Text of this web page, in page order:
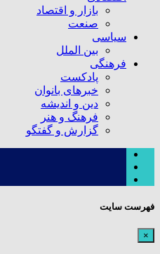
بازار و اقتصاد
صنعت
سیاسی
بین الملل
فرهنگی
پادکست
خبرهای بانوان
دین و اندیشه
فرهنگ و هنر
گزارش و گفتگو
فهرست سایت
×